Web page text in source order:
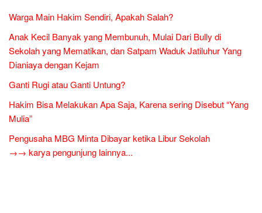
Warga Main Hakim Sendiri, Apakah Salah?
Anak Kecil Banyak yang Membunuh, Mulai Dari Bully di
Sekolah yang Mematikan, dan Satpam Waduk Jatiluhur Yang
Dianiaya dengan Kejam
Ganti Rugi atau Ganti Untung?
Hakim Bisa Melakukan Apa Saja, Karena sering Disebut “Yang
Mulia”
Pengusaha MBG Minta Dibayar ketika Libur Sekolah
→→ karya pengunjung lainnya...